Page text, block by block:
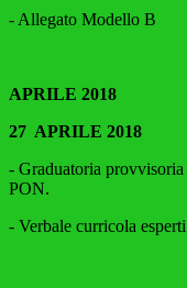
- Allegato Modello B
APRILE 2018
27 APRILE 2018
- Graduatoria
PON.
- Verbale curricola